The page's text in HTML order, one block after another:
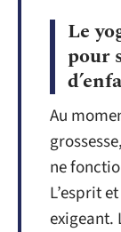
Le
pour
Au
ne
L’esprit
exigeant.